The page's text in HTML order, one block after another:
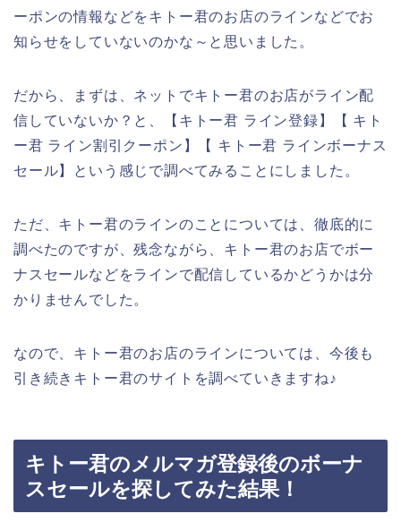
ーポンの情報などをキトー君のお店のラインなどでお
知らせをしていないのかな～と思いました。
だから、まずは、ネットでキトー君のお店がライン配
信していないか？と、【キトー君 ライン登録】【 キト
ー君 ライン割引クーポン】【 キトー君 ラインボーナス
セール】という感じで調べてみることにしました。
ただ、キトー君のラインのことについては、徹底的に
調べたのですが、残念ながら、キトー君のお店でボー
ナスセールなどをラインで配信しているかどうかは分
かりませんでした。
なので、キトー君のお店のラインについては、今後も
引き続きキトー君のサイトを調べていきますね♪
キトー君のメルマガ登録後のボーナ
スセールを探してみた結果！